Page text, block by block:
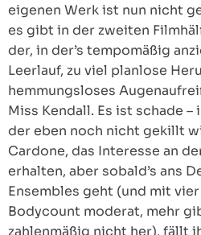
eigenen Werk ist nun nicht
es gibt in der zweiten
der, in der’s tempomäßig
Leerlauf, zu viel planlose
hemmungsloses
Miss Kendall. Es ist schade –
der eben noch nicht gekillt
Cardone, das Interesse an
erhalten, aber sobald’s ans
Ensembles geht (und mit
Bodycount moderat, mehr
zahlenmäßig nicht her), fällt